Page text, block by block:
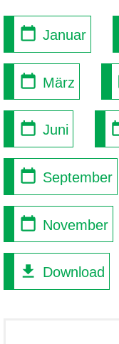
Januar
März
Juni
September
November
Download